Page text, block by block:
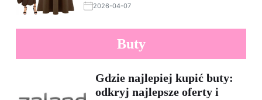
2026-04-07
Buty
Gdzie najlepiej kupić buty:
odkryj najlepsze oferty i